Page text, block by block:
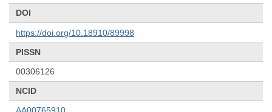
DOI
https://doi.org/10.18910/89998
PISSN
00306126
NCID